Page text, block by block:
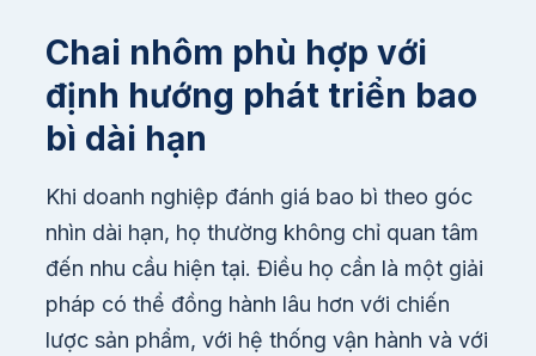
Chai nhôm phù hợp với
định hướng phát triển bao
bì dài hạn
Khi doanh nghiệp đánh giá bao bì theo góc
nhìn dài hạn, họ thường không chỉ quan tâm
đến nhu cầu hiện tại. Điều họ cần là một giải
pháp có thể đồng hành lâu hơn với chiến
lược sản phẩm, với hệ thống vận hành và với